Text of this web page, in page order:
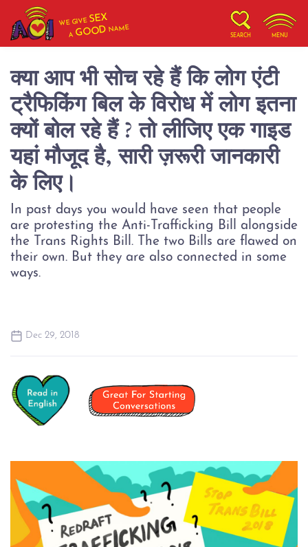
WE GIVESEX
AGOOD NAME
SEARCH MENU
क्या आप भी सोच रहे हैं कि लोग एंटी
ट्रैफिकिंग बिल के विरोध में लोग इतना
क्यों बोल रहे हैं ? तो लीजिए एक गाइड
यहां मौजूद है, सारी ज़रूरी जानकारी
के लिए।
In past days you would have seen that people
are protesting the Anti-Trafficking Bill alongside
the Trans Rights Bill. The two Bills are flawed on
their own. But they are also connected in some
ways.
Dec 29, 2018